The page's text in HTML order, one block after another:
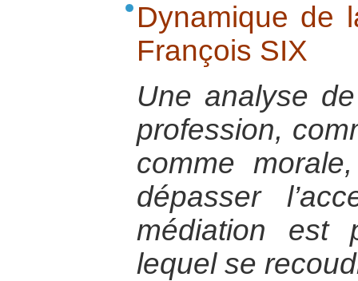
Dynamique de
François SIX
Une analyse
profession,
comme
dépasser
médiation est
lequel se